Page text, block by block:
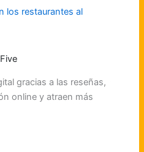
los restaurantes al
gracias a las reseñas,
online y atraen más